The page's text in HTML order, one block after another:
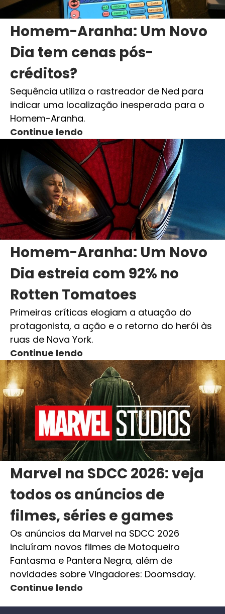
Homem-Aranha: Um Novo
Dia tem cenas pós-
créditos?
Sequência utiliza o rastreador de Ned para
indicar uma localização inesperada para o
Homem-Aranha.
Continue lendo
Homem-Aranha: Um Novo
Dia estreia com 92% no
Rotten Tomatoes
Primeiras críticas elogiam a atuação do
protagonista, a ação e o retorno do herói às
ruas de Nova York.
Continue lendo
Marvel na SDCC 2026: veja
todos os anúncios de
filmes, séries e games
Os anúncios da Marvel na SDCC 2026
incluíram novos filmes de Motoqueiro
Fantasma e Pantera Negra, além de
novidades sobre Vingadores: Doomsday.
Continue lendo